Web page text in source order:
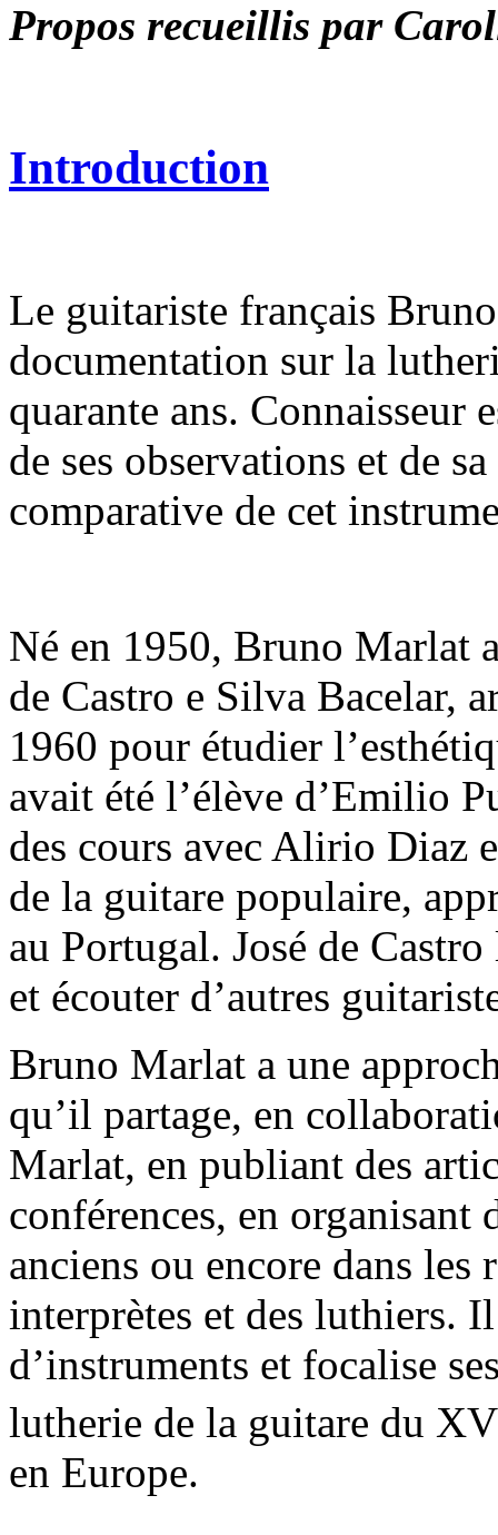
Propos recueillis par
Introduction
Le guitariste français
documentation sur la
quarante ans. Connaisseur
de ses observations et de
comparative de cet
Né en 1950, Bruno Marlat
de Castro e Silva Bacelar,
1960 pour étudier
avait été l’élève d’Emilio
des cours avec Alirio Diaz
de la guitare populaire,
au Portugal. José de
et écouter d’autres
Bruno Marlat a une
qu’il partage, en
Marlat, en publiant des
conférences, en organisant
anciens ou encore dans
interprètes et des luthiers.
d’instruments et focalise
lutherie de la guitare du
en Europe.